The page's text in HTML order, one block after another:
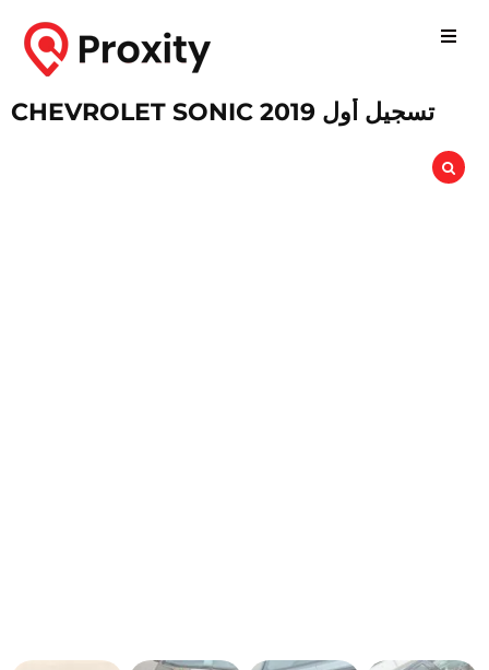
CHEVROLET SONIC 2019 تسجيل أول